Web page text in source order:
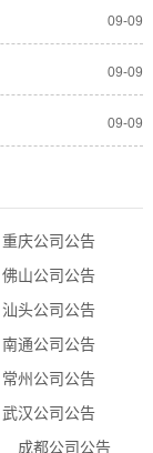
09-09
09-09
09-09
重庆公司公告
佛山公司公告
汕头公司公告
南通公司公告
常州公司公告
武汉公司公告
成都公司公告